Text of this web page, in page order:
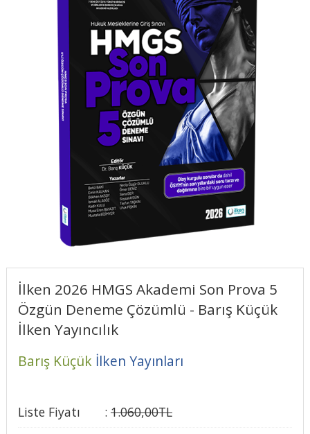
İlken 2026 HMGS Akademi Son Prova 5
Özgün Deneme Çözümlü - Barış Küçük
İlken Yayıncılık
Barış Küçük İlken Yayınları
Liste Fiyatı : 1.060,00TL